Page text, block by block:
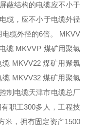
蔽结构的电缆应不小于
缆，应不小于电缆外径
缆外径的6倍。 MKVV
缆 MKVVP 煤矿用聚氯
MKVV22 煤矿用聚氯
MKVV32 煤矿用聚氯
制电缆天津市电缆总厂
职工300多人，工程技
米，拥有固定资产1500